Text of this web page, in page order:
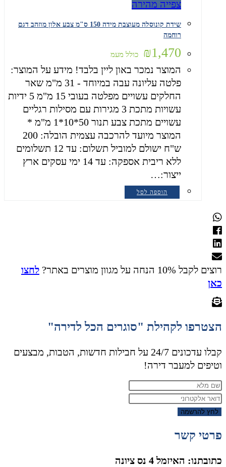
צפייה מהירה
שידת קונוסלה מעוצבת מידה 150 ס"מ צבע אלון מוזהב דגם
רוחמה
₪1,470 כולל מעמ
המוצר נמכר באון ליין בלבד! מידע על המוצר:
פלטה עליונה עבה במיוחד - 31 מ"מ שאר
החלקים עשויים מפלטה בעובי 15 מ"מ 5 ידיות
עשויות מתכת 3 מגירות עם מסילות רגליים
עשויים מתכת צבע תנור 50*10*1 מ"מ *
המוצר מיועד להרכבה עצמית הובלה: 200
ש"ח ישולם למוביל תשלום: עד 12 תשלומים
ללא ריבית אספקה: עד 14 ימי עסקים ארץ
ייצור:…
הוספה לסל
רוצים לקבל 10% הנחה על מגוון מוצרים באתר?
לחצו
כאן
הצטרפו לקהילת "סוגרים הכל לדירה"
קבלו עדכונים 24/7 על חבילות חדשות, הטבות, מבצעים
וטיפים למעבר דירה!
לחץ להרשמה
פרטי קשר
כתובתנו: האיזמל 4 נס ציונה